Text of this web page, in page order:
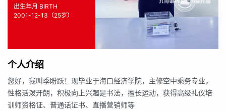
出生年月 BIRTH
2001-12-13（25岁）
个人介绍
您好，我叫季盼跃！现毕业于海口经济学院，主修空中乘务专业，
性格活泼开朗，积极向上兴趣是书法，擅长运动，获得高级礼仪培
训师资格证、普通话证书、直播营销师等